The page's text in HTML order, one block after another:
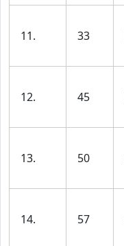
11. 33
12. 45
13. 50
14. 57